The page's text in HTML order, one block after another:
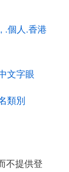
.個人.香港
文字眼
類別
不提供登